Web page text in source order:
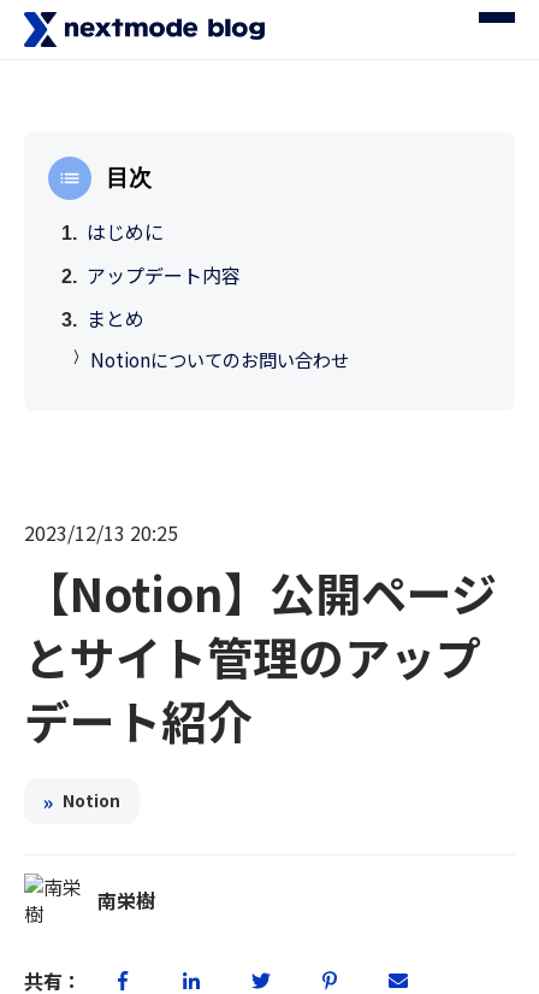
目次
はじめに
アップデート内容
まとめ
Notionについてのお問い合わせ
2023/12/13 20:25
【Notion】公開ページ
とサイト管理のアップ
デート紹介
» Notion
南栄樹
共有：